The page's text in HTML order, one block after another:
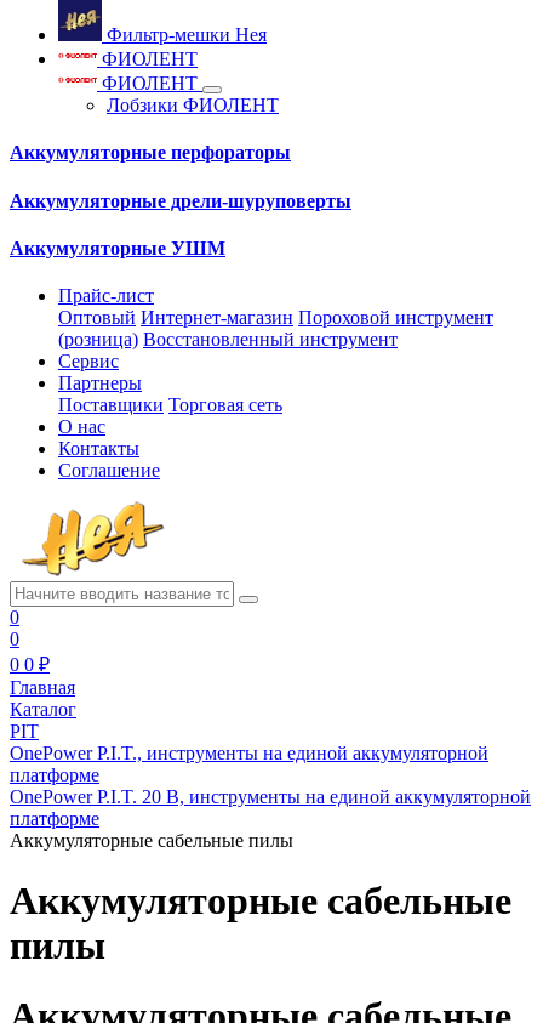
Фильтр-мешки Нея
ФИОЛЕНТ
ФИОЛЕНТ
Лобзики ФИОЛЕНТ
Аккумуляторные перфораторы
Аккумуляторные дрели-шуруповерты
Аккумуляторные УШМ
Прайс-лист
Оптовый Интернет-магазин Пороховой инструмент
(розница) Восстановленный инструмент
Сервис
Партнеры
Поставщики Торговая сеть
О нас
Контакты
Соглашение
0
0
0 0 ₽
Главная
Каталог
PIT
OnePower P.I.T., инструменты на единой аккумуляторной
платформе
OnePower P.I.T. 20 В, инструменты на единой аккумуляторной
платформе
Аккумуляторные сабельные пилы
Аккумуляторные сабельные
пилы